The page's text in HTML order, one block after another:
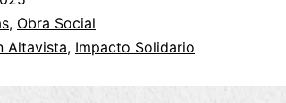
, Obra Social
Altavista, Impacto Solidario